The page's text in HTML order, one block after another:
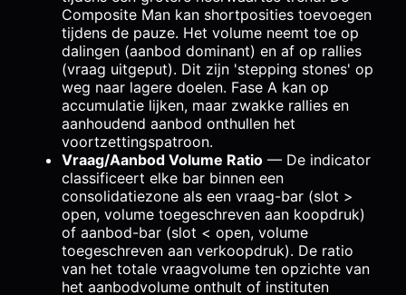
Composite Man kan shortposities toevoegen
tijdens de pauze. Het volume neemt toe op
dalingen (aanbod dominant) en af op rallies
(vraag uitgeput). Dit zijn 'stepping stones' op
weg naar lagere doelen. Fase A kan op
accumulatie lijken, maar zwakke rallies en
aanhoudend aanbod onthullen het
voortzettingspatroon.
Vraag/Aanbod Volume Ratio — De indicator
classificeert elke bar binnen een
consolidatiezone als een vraag-bar (slot >
open, volume toegeschreven aan koopdruk)
of aanbod-bar (slot < open, volume
toegeschreven aan verkoopdruk). De ratio
van het totale vraagvolume ten opzichte van
het aanbodvolume onthult of instituten